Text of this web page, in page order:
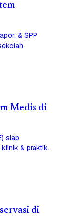
& SPP
Medis di
siap
klinik & praktik.
di